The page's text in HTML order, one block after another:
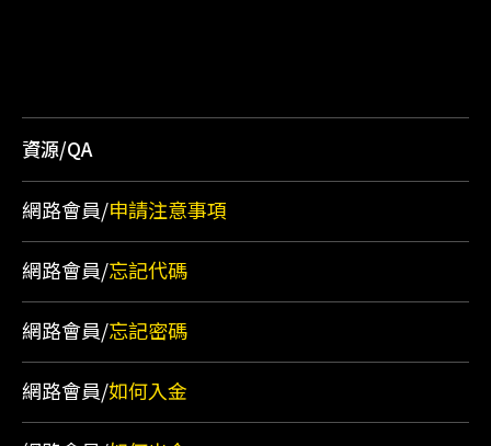
資源/QA
網路會員/申請注意事項
網路會員/忘記代碼
網路會員/忘記密碼
網路會員/如何入金